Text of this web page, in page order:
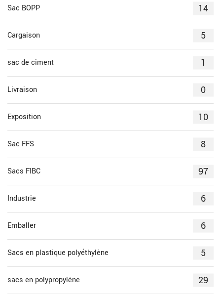
Sac BOPP 14
Cargaison 5
sac de ciment 1
Livraison 0
Exposition 10
Sac FFS 8
Sacs FIBC 97
Industrie 6
Emballer 6
Sacs en plastique polyéthylène 5
sacs en polypropylène 29